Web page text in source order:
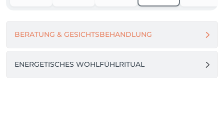
BERATUNG & GESICHTSBEHANDLUNG
ENERGETISCHES WOHLFÜHLRITUAL